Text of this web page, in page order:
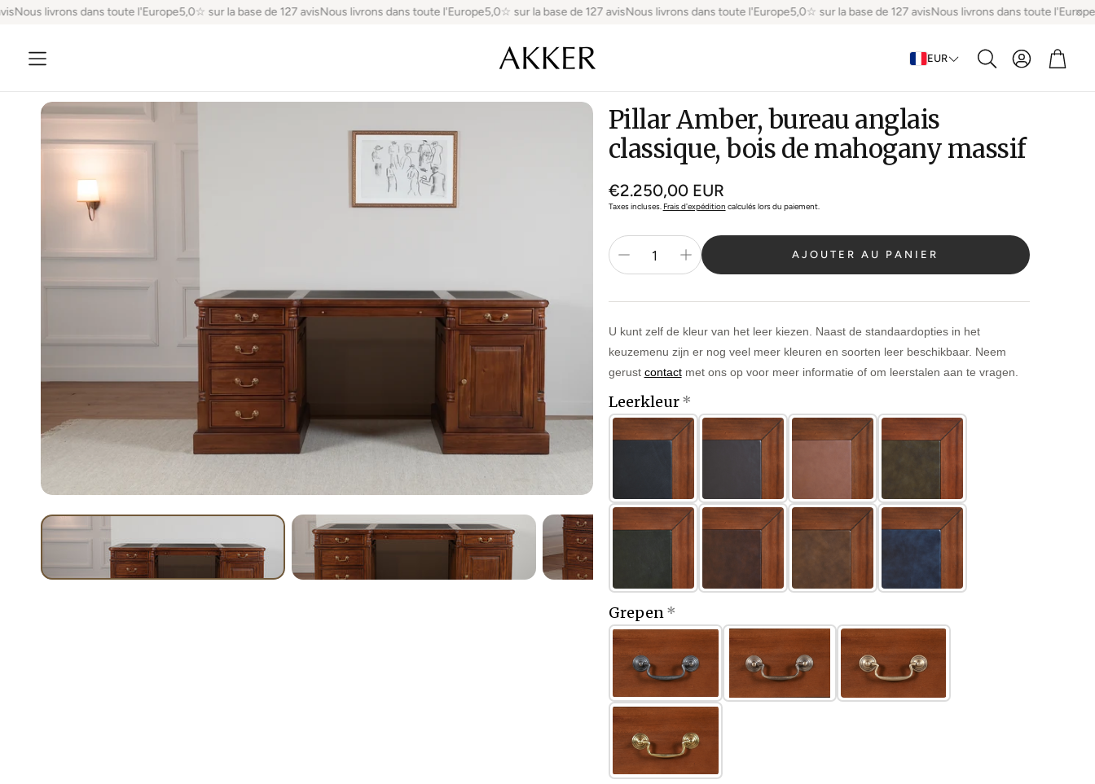
Nous livrons dans toute l'Europe5,0☆ sur la base de 127 avisNous livrons dans toute l'Europe5,0☆ sur la base de 127 avisNous livrons dans toute l'Europe5,0☆ sur la base de 127 avisNous livrons dans toute l'Europe
EUR
Recherche
Compte
Pillar Amber, bureau anglais
classique, bois de mahogany massif
Prix
normal
€2.250,00 EUR
Taxes incluses. Frais d'expédition calculés lors du paiement.
AJOUTER AU PANIER
U kunt zelf de kleur van het leer kiezen. Naast de standaardopties in het
keuzemenu zijn er nog veel meer kleuren en soorten leer beschikbaar. Neem
gerust contactmet ons op voor meer informatie of om leerstalen aan te vragen.
Leerkleur
Grepen